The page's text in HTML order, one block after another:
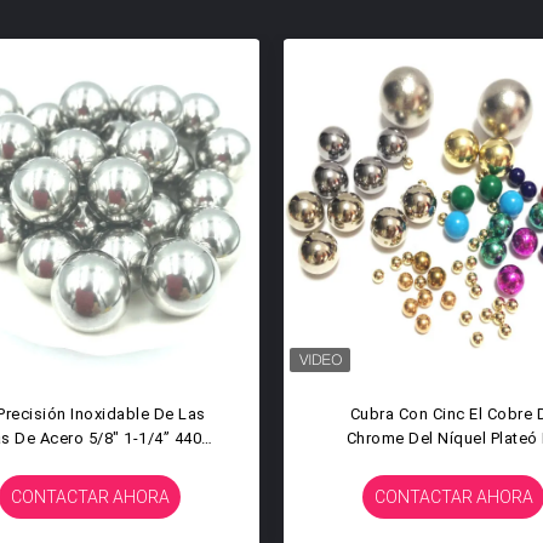
Bola De Acero Inoxidable 14M
304 316 420 440c De La
Encargo
CONTACTAR AHORA
Bolas De Acero
AISI 304 Para La Pintura
19.05m M
CONTACTAR AHORA